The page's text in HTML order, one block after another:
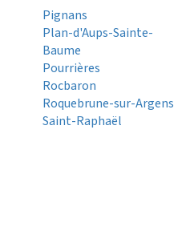
Pignans
Plan-d'Aups-Sainte-
Baume
Pourrières
Rocbaron
Roquebrune-sur-Argens
Saint-Raphaël